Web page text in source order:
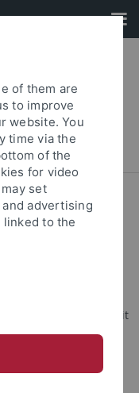
der
Potthast)
Form bundesweit
Bereich Ethik,
of them are
to improve
website. You
time via the
of the
for video
set
advertising
linked to the